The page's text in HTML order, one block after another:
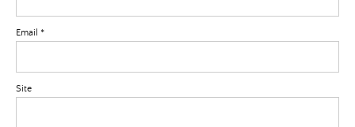
Email *
Site